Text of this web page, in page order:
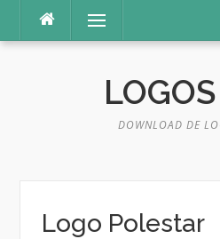
o
Menu
DOWNLOAD DE
Logo Polestar